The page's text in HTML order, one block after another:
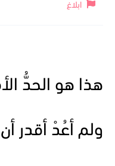
هذا هو الحدُّ
ولم أعُدْ أقدر
ابلاغ